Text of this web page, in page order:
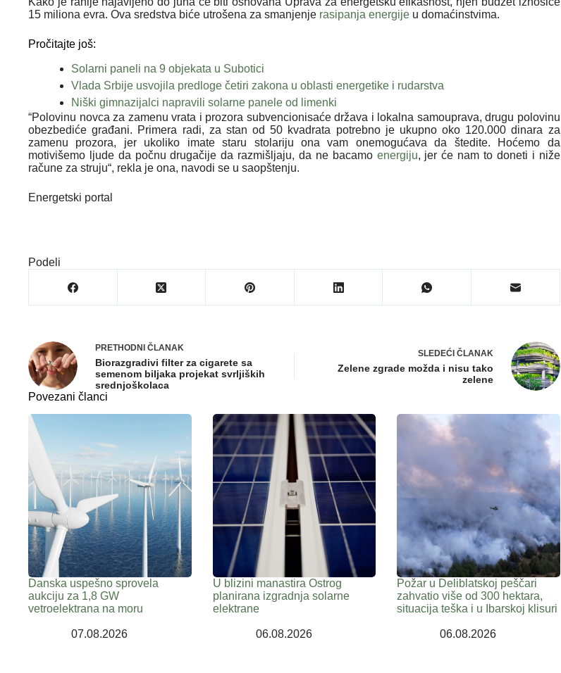
15 miliona evra. Ova sredstva biće utrošena za smanjenje rasipanja energije u domaćinstvima.
Pročitajte još:
Solarni paneli na 9 objekata u Subotici
Vlada Srbije usvojila predloge četiri zakona u oblasti energetike i rudarstva
Niški gimnazijalci napravili solarne panele od limenki
“Polovinu novca za zamenu vrata i prozora subvencionisaće država i lokalna samouprava, drugu polovinu
obezbediće građani. Primera radi, za stan od 50 kvadrata potrebno je ukupno oko 120.000 dinara za
zamenu prozora, jer ukoliko imate staru stolariju ona vam onemogućava da štedite. Hoćemo da
motivišemo ljude da počnu drugačije da razmišljaju, da ne bacamo energiju, jer će nam to doneti i niže
račune za struju“, rekla je ona, navodi se u saopštenju.
Energetski portal
Podeli
PRETHODNI ČLANAK
Biorazgradivi filter za cigarete sa
semenom biljaka projekat svrljiških
srednjoškolaca
SLEDEĆI ČLANAK
Zelene zgrade možda i nisu tako
zelene
Povezani članci
Danska uspešno sprovela
aukciju za 1,8 GW
vetroelektrana na moru
07.08.2026
U blizini manastira Ostrog
planirana izgradnja solarne
elektrane
06.08.2026
Požar u Deliblatskoj peščari
zahvatio više od 300 hektara,
situacija teška i u Ibarskoj klisuri
06.08.2026